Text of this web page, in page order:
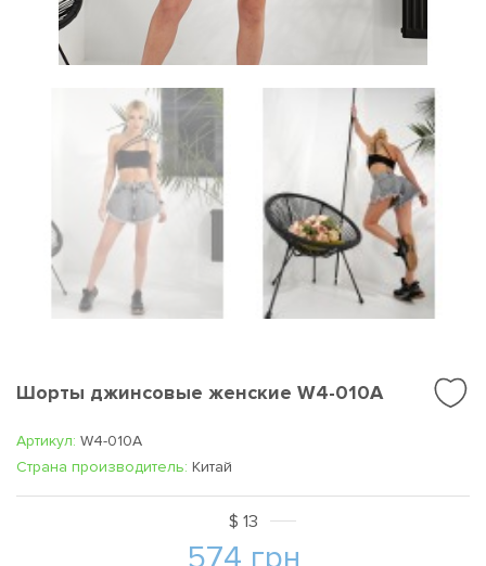
Шорты джинсовые женские W4-010A
Артикул: W4-010A
Cтрана производитель: Китай
$ 13
574 грн